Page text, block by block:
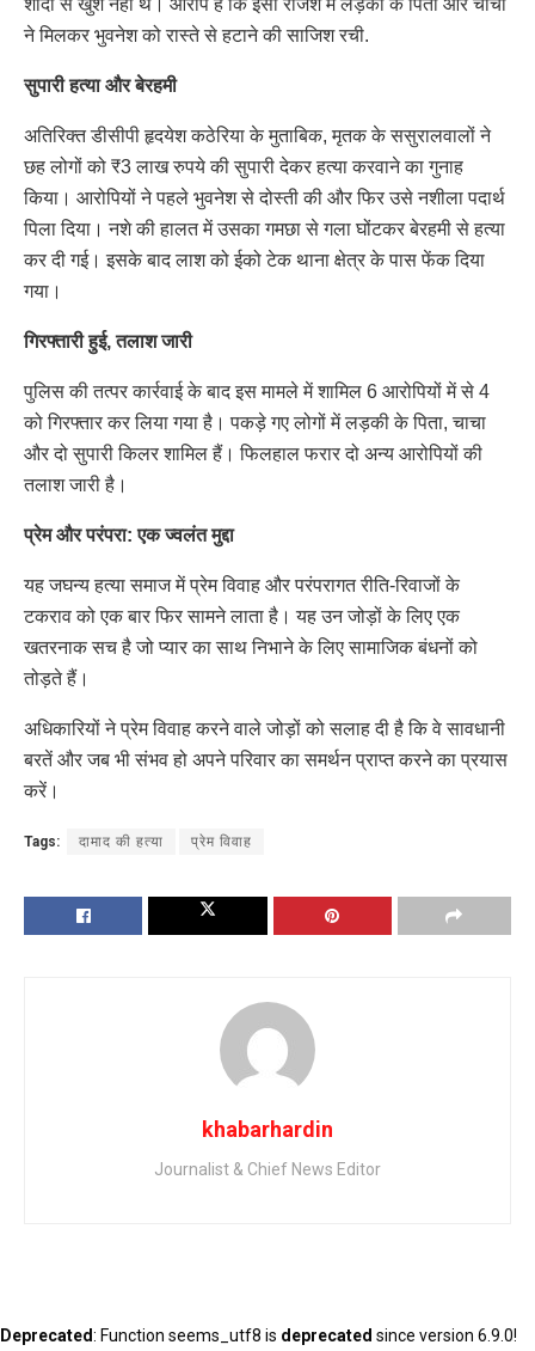
शादी से खुश नहीं थे। आरोप है कि इसी रंजिश में लड़की के पिता और चाचा
ने मिलकर भुवनेश को रास्ते से हटाने की साजिश रची.
सुपारी हत्या और बेरहमी
अतिरिक्त डीसीपी हृदयेश कठेरिया के मुताबिक, मृतक के ससुरालवालों ने
छह लोगों को ₹3 लाख रुपये की सुपारी देकर हत्या करवाने का गुनाह
किया। आरोपियों ने पहले भुवनेश से दोस्ती की और फिर उसे नशीला पदार्थ
पिला दिया। नशे की हालत में उसका गमछा से गला घोंटकर बेरहमी से हत्या
कर दी गई। इसके बाद लाश को ईको टेक थाना क्षेत्र के पास फेंक दिया
गया।
गिरफ्तारी हुई, तलाश जारी
पुलिस की तत्पर कार्रवाई के बाद इस मामले में शामिल 6 आरोपियों में से 4
को गिरफ्तार कर लिया गया है। पकड़े गए लोगों में लड़की के पिता, चाचा
और दो सुपारी किलर शामिल हैं। फिलहाल फरार दो अन्य आरोपियों की
तलाश जारी है।
प्रेम और परंपरा: एक ज्वलंत मुद्दा
यह जघन्य हत्या समाज में प्रेम विवाह और परंपरागत रीति-रिवाजों के
टकराव को एक बार फिर सामने लाता है। यह उन जोड़ों के लिए एक
खतरनाक सच है जो प्यार का साथ निभाने के लिए सामाजिक बंधनों को
तोड़ते हैं।
अधिकारियों ने प्रेम विवाह करने वाले जोड़ों को सलाह दी है कि वे सावधानी
बरतें और जब भी संभव हो अपने परिवार का समर्थन प्राप्त करने का प्रयास
करें।
Tags: दामाद की हत्या प्रेम विवाह
khabarhardin
Journalist & Chief News Editor
Deprecated: Function seems_utf8 is deprecated since version 6.9.0!